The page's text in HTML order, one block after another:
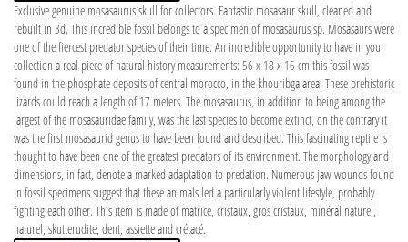
Exclusive genuine mosasaurus skull for collectors. Fantastic mosasaur skull, cleaned and
rebuilt in 3d. This incredible fossil belongs to a specimen of mosasaurus sp. Mosasaurs were
one of the fiercest predator species of their time. An incredible opportunity to have in your
collection a real piece of natural history measurements: 56 x 18 x 16 cm this fossil was
found in the phosphate deposits of central morocco, in the khouribga area. These prehistoric
lizards could reach a length of 17 meters. The mosasaurus, in addition to being among the
largest of the mosasauridae family, was the last species to become extinct, on the contrary it
was the first mosasaurid genus to have been found and described. This fascinating reptile is
thought to have been one of the greatest predators of its environment. The morphology and
dimensions, in fact, denote a marked adaptation to predation. Numerous jaw wounds found
in fossil specimens suggest that these animals led a particularly violent lifestyle, probably
fighting each other. This item is made of matrice, cristaux, gros cristaux, minéral naturel,
naturel, skutterudite, dent, assiette and crétacé.